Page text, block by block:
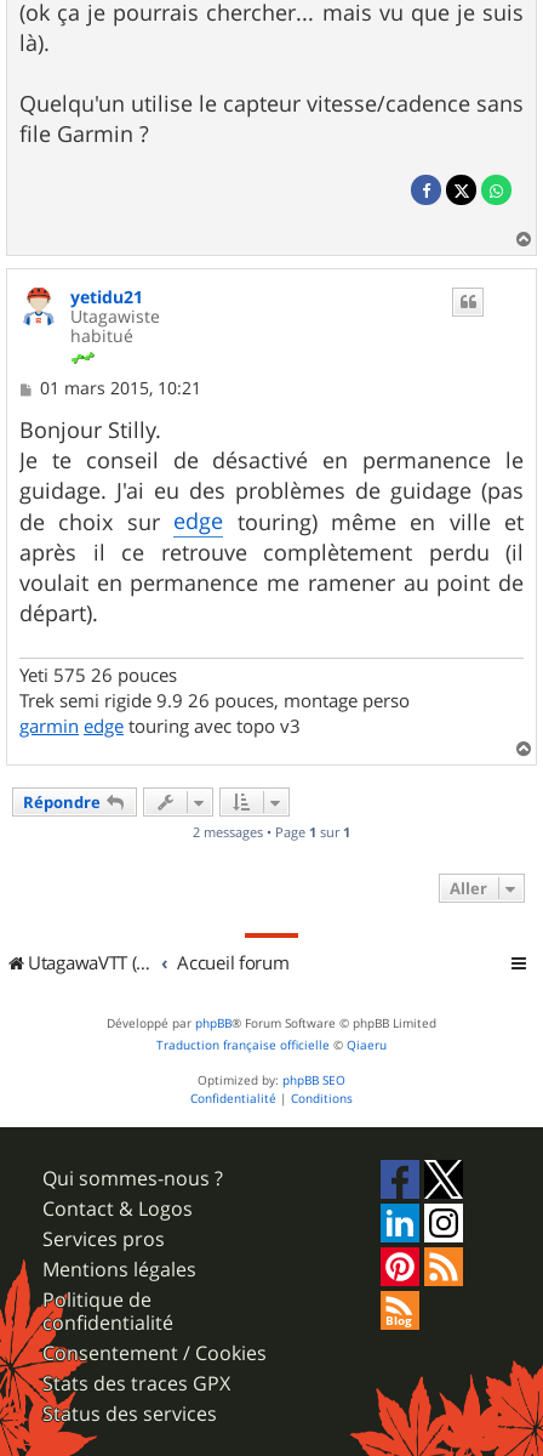
(ok ça je pourrais chercher... mais vu que je suis
là).
Quelqu'un utilise le capteur vitesse/cadence sans
file Garmin ?
a
yetidu21
Utagawiste
habitué
M
s
s
a
g
e
01 mars 2015, 10:21
Bonjour Stilly.
Je te conseil de désactivé en permanence le
guidage. J'ai eu des problèmes de guidage (pas
de choix sur edge touring) même en ville et
après il ce retrouve complètement perdu (il
voulait en permanence me ramener au point de
départ).
Yeti 575 26 pouces
Trek semi rigide 9.9 26 pouces, montage perso
garmin edge touring avec topo v3
a
Répondre
2 messages • Page 1 sur 1
Aller
UtagawaVTT (Randos VTT et VTTAE avec traces GPS) Accueil forum
Développé par phpBB® Forum Software © phpBB Limited
Traduction française officielle © Qiaeru
Optimized by: phpBB SEO
Confidentialité | Conditions
Qui sommes-nous ?
Contact & Logos
Services pros
Mentions légales
Politique de
confidentialité
Consentement / Cookies
Stats des traces GPX
Status des services